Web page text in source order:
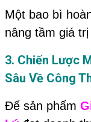
Một bao bì
nâng tầm giá
3. Chiến Lược
Sâu Về Công
Để sản phẩm